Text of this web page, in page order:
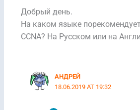
Добрый день.
На каком языке
CCNA? На Русском или на
АНДРЕЙ
18.06.2019 AT 19:32